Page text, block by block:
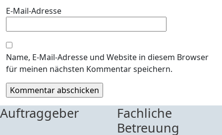
E-Mail-Adresse
Name, E-Mail-Adresse und Website in diesem Browser
für meinen nächsten Kommentar speichern.
Auftraggeber
Fachliche
Betreuung